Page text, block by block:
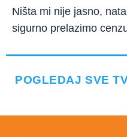
Ništa mi nije jasno,
sigurno prelazimo
POGLEDAJ SVE